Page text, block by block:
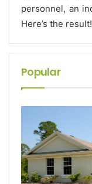
personnel, an
Here’s the
Popular